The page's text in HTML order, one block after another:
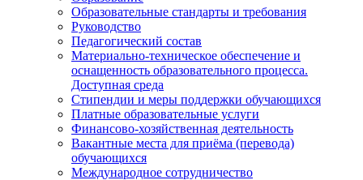
Образовательные стандарты и требования
Руководство
Педагогический состав
Материально-техническое обеспечение и
оснащенность образовательного процесса.
Доступная среда
Стипендии и меры поддержки обучающихся
Платные образовательные услуги
Финансово-хозяйственная деятельность
Вакантные места для приёма (перевода)
обучающихся
Международное сотрудничество